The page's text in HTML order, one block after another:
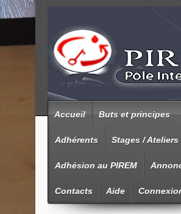
Accueil Buts et principes
Adhérents Stages / Ateliers
Adhésion au PIREM
Contacts Aide